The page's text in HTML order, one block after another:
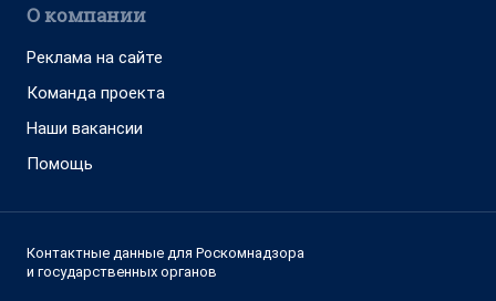
О компании
Реклама на сайте
Команда проекта
Наши вакансии
Помощь
Контактные данные для Роскомнадзора
и государственных органов